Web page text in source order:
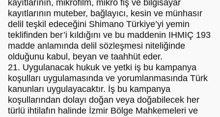
kayıtlarının, mikrofilm, mikro fiş ve bilgisayar
kayıtlarının muteber, bağlayıcı, kesin ve münhasır
delil teşkil edeceğini Shimano Türkiye’yi yemin
teklifinden ber’i kıldığını ve bu maddenin IHMIÇ 193
madde anlamında delil sözleşmesi niteliğinde
olduğunu kabul, beyan ve taahhüt eder.
21. Uygulanacak hukuk ve yetki iş bu kampanya
koşulları uygulamasında ve yorumlanmasında Türk
kanunları uygulayacaktır. İş bu kampanya
koşullarından dolayı doğan veya doğabilecek her
türlü ihtilafın halinde İzmir Bölge Mahkemeleri ve